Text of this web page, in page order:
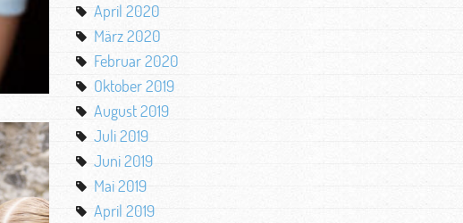
April 2020
März 2020
Februar 2020
Oktober 2019
August 2019
Juli 2019
Juni 2019
Mai 2019
April 2019